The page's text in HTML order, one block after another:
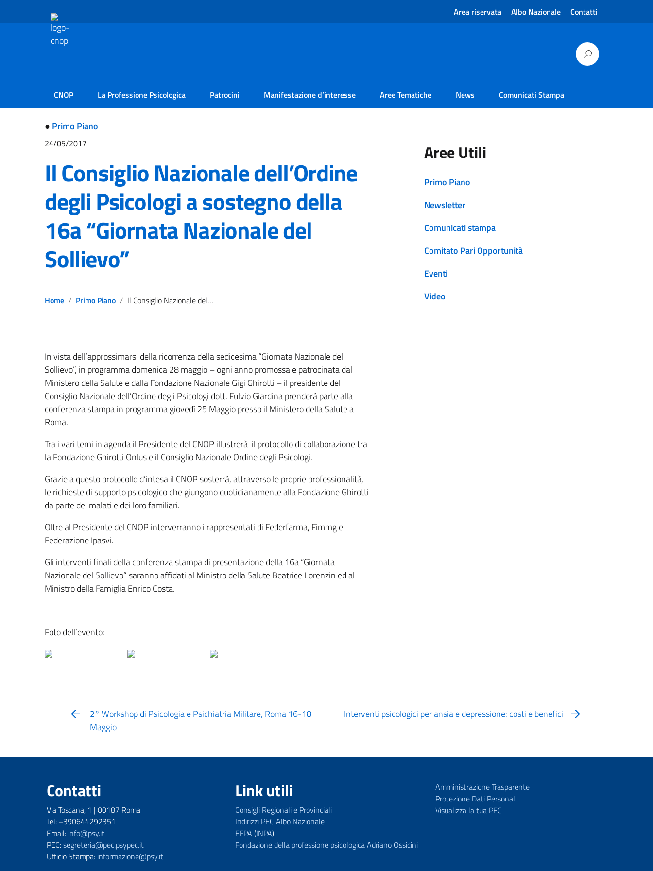
Area riservata Albo Nazionale Contatti
CNOP La Professione Psicologica Patrocini Manifestazione d’interesse Aree Tematiche News Comunicati Stampa
● Primo Piano
24/05/2017
Il Consiglio Nazionale dell’Ordine
degli Psicologi a sostegno della
16a “Giornata Nazionale del
Sollievo”
Home Primo Piano Il Consiglio Nazionale dell’Ordine degli Psicologi a sostegno della 16a “Giornata Nazionale del Sollievo”
In vista dell’approssimarsi della ricorrenza della sedicesima “Giornata Nazionale del
Sollievo”, in programma domenica 28 maggio – ogni anno promossa e patrocinata dal
Ministero della Salutee dalla Fondazione Nazionale Gigi Ghirotti – il presidente del
Consiglio Nazionale dell’Ordine degli Psicologi dott. Fulvio Giardina prenderà parte alla
conferenza stampa in programma giovedì 25 Maggio presso il Ministero della Salute a
Roma.
Tra i vari temi in agenda il Presidente del CNOP illustrerà il protocollo di collaborazione tra
la Fondazione Ghirotti Onlus e il Consiglio Nazionale Ordine degli Psicologi.
Grazie a questo protocollo d’intesa il CNOP sosterrà, attraverso le proprie professionalità,
le richieste di supporto psicologico che giungono quotidianamente alla Fondazione Ghirotti
da parte dei malati e dei loro familiari.
Oltre al Presidente del CNOP interverranno i rappresentati di Federfarma, Fimmg e
Federazione Ipasvi.
Gli interventi finali della conferenza stampa di presentazione della 16a “Giornata
Nazionale del Sollievo” saranno affidati al Ministro della Salute Beatrice Lorenzin ed al
Ministro della Famiglia Enrico Costa.
Foto dell’evento:
Aree Utili
Primo Piano
Newsletter
Comunicati stampa
Comitato Pari Opportunità
Eventi
Video
2° Workshop di Psicologia e Psichiatria Militare, Roma 16-18
Maggio
Interventi psicologici per ansia e depressione: costi e benefici
Contatti
Via Toscana, 1 | 00187 Roma
Tel: +390644292351
Email: info@psy.it
PEC:segreteria@pec.psypec.it
Ufficio Stampa: informazione@psy.it
Link utili
Consigli Regionali e Provinciali
Indirizzi PEC Albo Nazionale
EFPA (INPA)
Fondazione della professione psicologica Adriano Ossicini
Amministrazione Trasparente
Protezione Dati Personali
Visualizza la tua PEC